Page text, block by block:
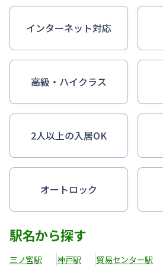
インターネット対応
高級・ハイクラス
2人以上の入居OK
オートロック
駅名から探す
三ノ宮駅 神戸駅 貿易センター駅